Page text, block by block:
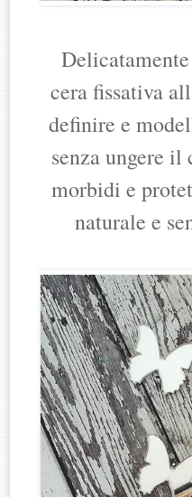
cera fissativa
definire e
senza ungere
morbidi e
naturale e